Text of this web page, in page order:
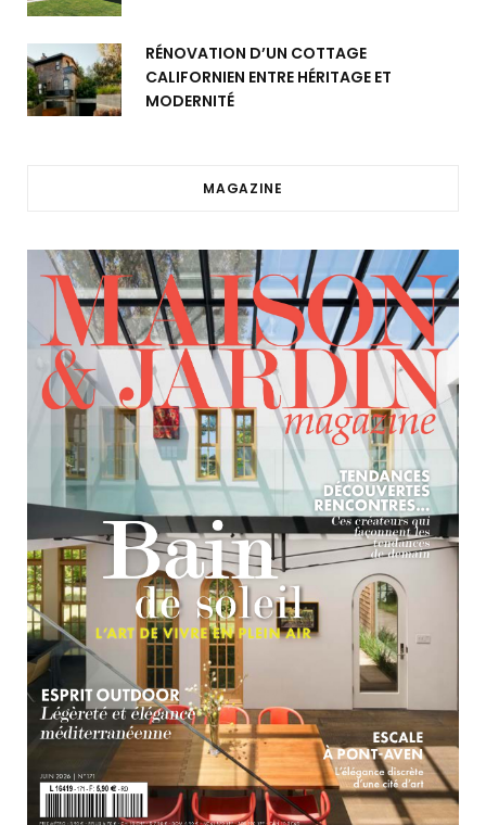
RÉNOVATION D’UN COTTAGE
CALIFORNIEN ENTRE HÉRITAGE ET
MODERNITÉ
MAGAZINE